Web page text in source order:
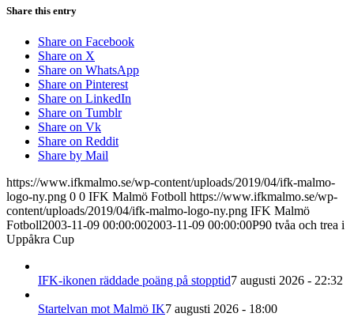
Share this entry
Share on Facebook
Share on X
Share on WhatsApp
Share on Pinterest
Share on LinkedIn
Share on Tumblr
Share on Vk
Share on Reddit
Share by Mail
https://www.ifkmalmo.se/wp-content/uploads/2019/04/ifk-malmo-
logo-ny.png 0 0 IFK Malmö Fotboll https://www.ifkmalmo.se/wp-
content/uploads/2019/04/ifk-malmo-logo-ny.png IFK Malmö
Fotboll2003-11-09 00:00:002003-11-09 00:00:00P90 tvåa och trea i
Uppåkra Cup
IFK-ikonen räddade poäng på stopptid7 augusti 2026 - 22:32
Startelvan mot Malmö IK7 augusti 2026 - 18:00